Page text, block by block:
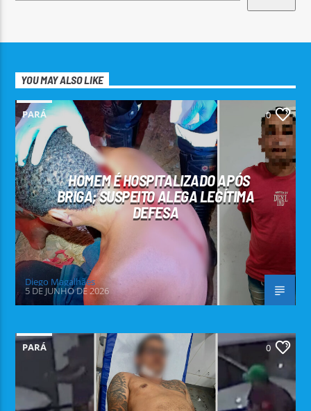
YOU MAY ALSO LIKE
PARÁ 0
HOMEM É HOSPITALIZADO APÓS
BRIGA; SUSPEITO ALEGA LEGÍTIMA
DEFESA
Diego Magalhães
5 DE JUNHO DE 2026
PARÁ 0